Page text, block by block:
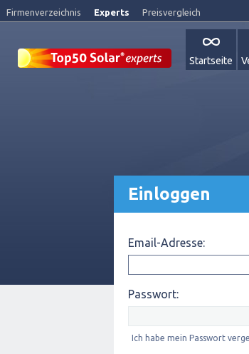
Firmenverzeichnis Experts Preisvergleich
Startseite
Einloggen
Email-Adresse:
Passwort:
Ich habe mein Passwort